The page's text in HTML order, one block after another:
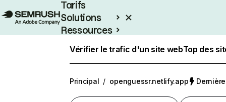
Tarifs
Solutions
Ressources
Vérifier le trafic d'un site webTop des
Principal / openguessr.netlify.app